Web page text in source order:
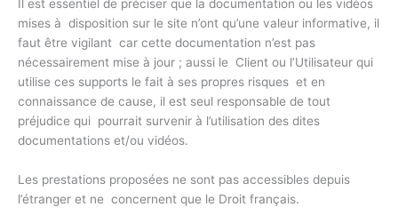
Il est essentiel de préciser que la documentation ou les vidéos
mises à disposition sur le site n’ont qu’une valeur informative, il
faut être vigilant car cette documentation n’est pas
nécessairement mise à jour ; aussi le Client ou l’Utilisateur qui
utilise ces supports le fait à ses propres risques et en
connaissance de cause, il est seul responsable de tout
préjudice qui pourrait survenir à l’utilisation des dites
documentations et/ou vidéos.
Les prestations proposées ne sont pas accessibles depuis
l’étranger et ne concernent que le Droit français.